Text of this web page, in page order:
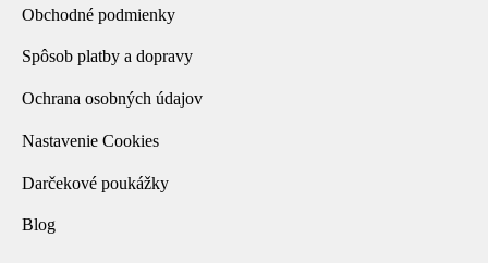
Obchodné podmienky
Spôsob platby a dopravy
Ochrana osobných údajov
Nastavenie Cookies
Darčekové poukážky
Blog